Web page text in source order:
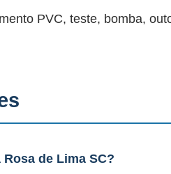
PVC, teste, bomba,
de Lima SC?